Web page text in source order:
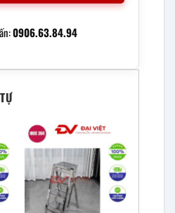
0906.63.84.94